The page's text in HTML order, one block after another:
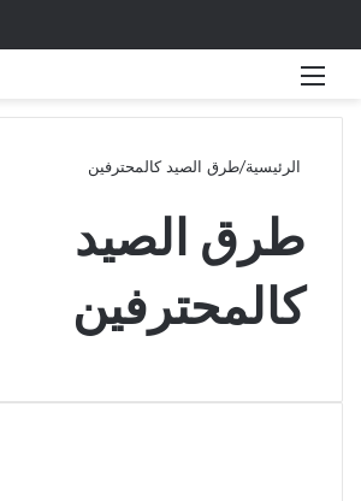
الرئيسية/طرق الصيد كالمحترفين
طرق الصيد
كالمحترفين